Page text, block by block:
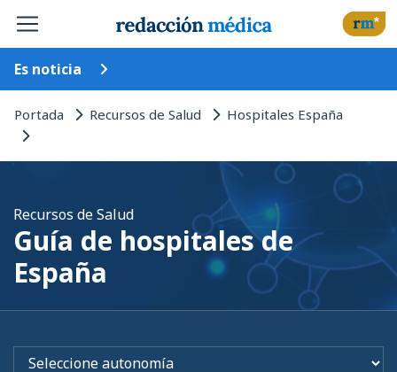
Es noticia
Portada Recursos de Salud Hospitales España
Recursos de Salud
Guía de hospitales de
España